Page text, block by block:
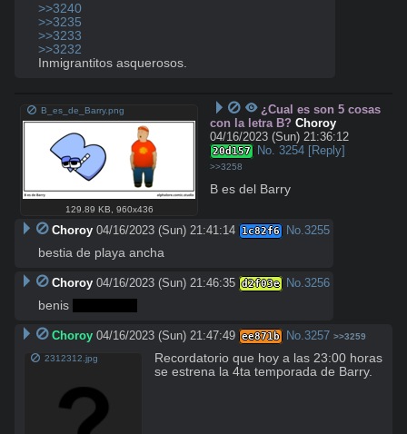
>>3240
>>3235
>>3233
>>3232
Inmigrantitos asquerosos.
B_es_de_Barry.png
129.89 KB 960x436
¿Cual es son 5 cosas
con la letra B? Choroy
04/16/2023 (Sun) 21:36:12
20d157 No. 3254 [Reply]
>>3258
B es del Barry
Choroy 04/16/2023 (Sun) 21:41:14 1c82f6 No.3255
bestia de playa ancha
Choroy 04/16/2023 (Sun) 21:46:35 d2f03e No.3256
benis
Choroy 04/16/2023 (Sun) 21:47:49 ee871b No.3257 >>3259
2312312.jpg
Recordatorio que hoy a las 23:00 horas
se estrena la 4ta temporada de Barry.